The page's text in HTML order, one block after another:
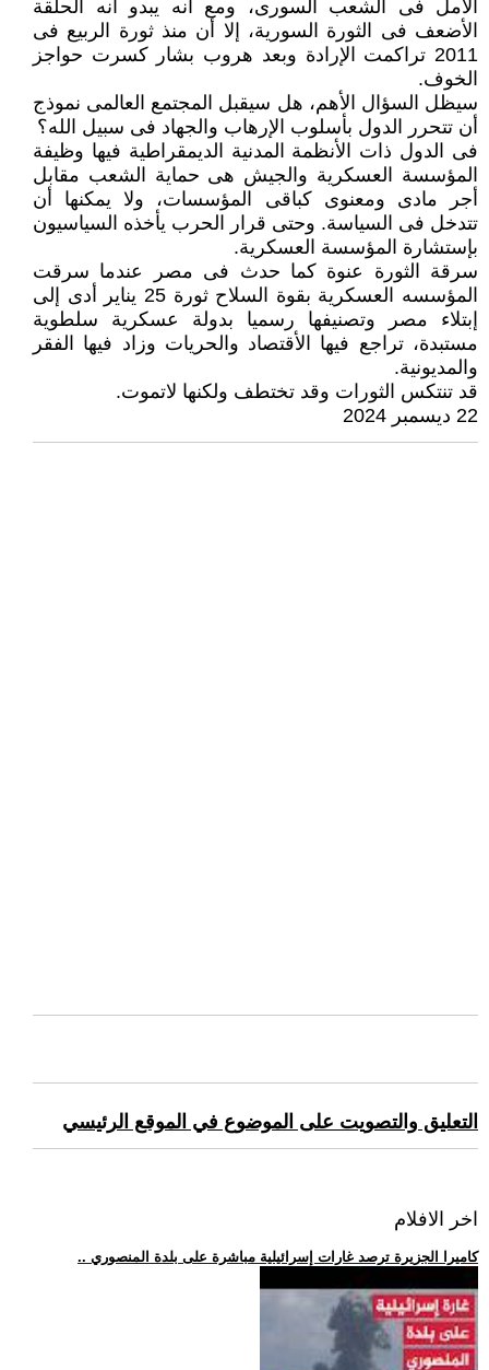
الأمل فى الشعب السورى، ومع أنه يبدو أنه الحلقة
الأضعف فى الثورة السورية، إلا أن منذ ثورة الربيع فى
2011 تراكمت الإرادة وبعد هروب بشار كسرت حواجز
الخوف.
سيظل السؤال الأهم، هل سيقبل المجتمع العالمى نموذج
أن تتحرر الدول بأسلوب الإرهاب والجهاد فى سبيل الله؟
فى الدول ذات الأنظمة المدنية الديمقراطية فيها وظيفة
المؤسسة العسكرية والجيش هى حماية الشعب مقابل
أجر مادى ومعنوى كباقى المؤسسات، ولا يمكنها أن
تتدخل فى السياسة. وحتى قرار الحرب يأخذه السياسيون
بإستشارة المؤسسة العسكرية.
سرقة الثورة عنوة كما حدث فى مصر عندما سرقت
المؤسسه العسكرية بقوة السلاح ثورة 25 يناير أدى إلى
إبتلاء مصر وتصنيفها رسميا بدولة عسكرية سلطوية
مستبدة، تراجع فيها الأقتصاد والحريات وزاد فيها الفقر
والمديونية.
قد تنتكس الثورات وقد تختطف ولكنها لاتموت.
22 ديسمبر 2024
التعليق والتصويت على الموضوع في الموقع الرئيسي
اخر الافلام
.. كاميرا الجزيرة ترصد غارات إسرائيلية مباشرة على بلدة المنصوري